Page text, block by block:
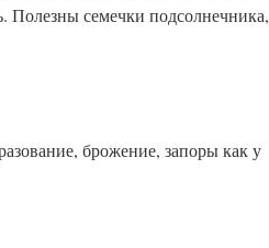
Полезны семечки подсолнечника,
брожение, запоры как у